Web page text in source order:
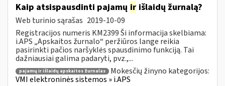
Kaip atsispausdinti pajamų ir išlaidų žurnalą?
Web turinio sąrašas 2019-10-09
Registracijos numeris KM2399 Ši informacija skelbiama:
i.APS „Apskaitos žurnalo“ peržiūros lange reikia
pasirinkti pačios naršyklės spausdinimo funkciją. Tai
dažniausiai galima padaryti, pvz.,...
pajamų ir išlaidų apskaitos žurnalas
Mokesčių žinyno kategorijos:
VMI elektroninės sistemos » i.APS